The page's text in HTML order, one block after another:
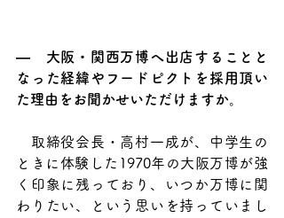
―　大阪・関西万博へ出店することと
なった経緯やフードピクトを採用頂い
た理由をお聞かせいただけますか。
取締役会長・高村一成が、中学生の
ときに体験した1970年の大阪万博が強
く印象に残っており、いつか万博に関
わりたい、という思いを持っていまし